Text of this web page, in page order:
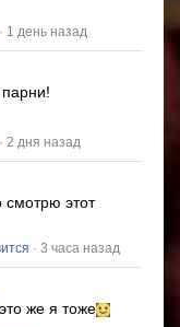
· 1 день назад
· 2 дня назад
смотрю этот
· 3 часа назад
же я тоже